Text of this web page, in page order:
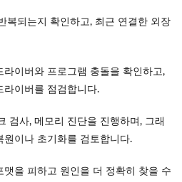
복되는지 확인하고, 최근 연결한 외장
이버와 프로그램 충돌을 확인하고,
라이버를 점검합니다.
검사, 메모리 진단을 진행하며, 그래
이나 초기화를 검토합니다.
을 피하고 원인을 더 정확히 찾을 수